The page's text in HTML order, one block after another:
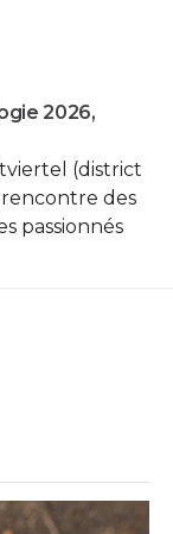
2026,
(district
des
passionnés